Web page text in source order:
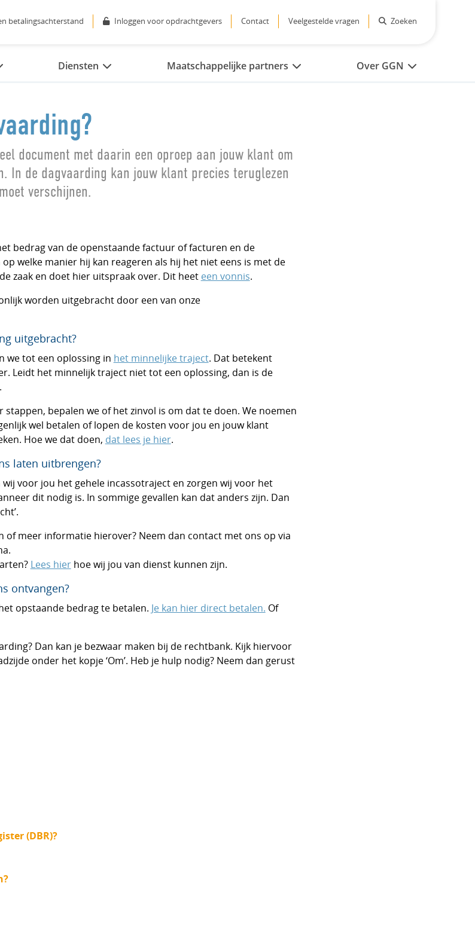
betalingsachterstand Inloggen voor opdrachtgevers Contact Veelgestelde vragen Zoeken
Diensten Maatschappelijke partners Over GGN
document met daarin een oproep aan jouw klant om
In de dagvaarding kan jouw klant precies teruglezen
verschijnen.
bedrag van de openstaande factuur of facturen en de
welke manier hij kan reageren als hij het niet eens is met de
zaak en doet hier uitspraak over. Dit heet een vonnis.
worden uitgebracht door een van onze
uitgebracht?
we tot een oplossing in het minnelijke traject. Dat betekent
Leidt het minnelijk traject niet tot een oplossing, dan is de
bepalen we of het zinvol is om dat te doen. We noemen
wel betalen of lopen de kosten voor jou en jouw klant
Hoe we dat doen, dat lees je hier.
laten uitbrengen?
voor jou het gehele incassotraject en zorgen wij voor het
dit nodig is. In sommige gevallen kan dat anders zijn. Dan
of meer informatie hierover? Neem dan contact met ons op via
Lees hierhoe wij jou van dienst kunnen zijn.
ontvangen?
opstaande bedrag te betalen. Je kan hier direct betalen. Of
Dan kan je bezwaar maken bij de rechtbank. Kijk hiervoor
onder het kopje ‘Om’. Heb je hulp nodig? Neem dan gerust
(DBR)?